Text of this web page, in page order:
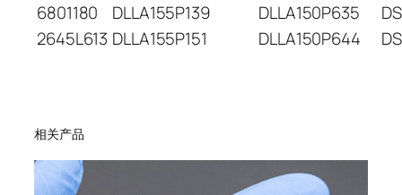
6801180
DLLA155P139 DLLA150P635
2645L613 DLLA155P151 DLLA150P644
相关产品